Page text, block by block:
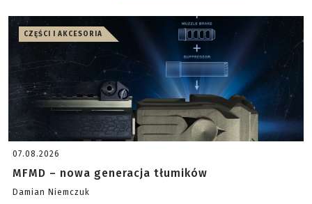
CZĘŚCI I AKCESORIA
07.08.2026
MFMD – nowa generacja tłumików
Damian Niemczuk